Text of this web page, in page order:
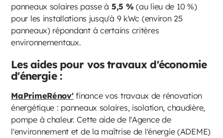
panneaux solaires passe à 5,5 % (au lieu de 10 %)
pour les installations jusqu'à 9 kWc (environ 25
panneaux) répondant à certains critères
environnementaux.
Les aides pour vos travaux d'économie
d'énergie :
MaPrimeRénov'finance vos travaux de rénovation
énergétique : panneaux solaires, isolation, chaudière,
pompe à chaleur. Cette aide de l'Agence de
l'environnement et de la maîtrise de l'énergie (ADEME)